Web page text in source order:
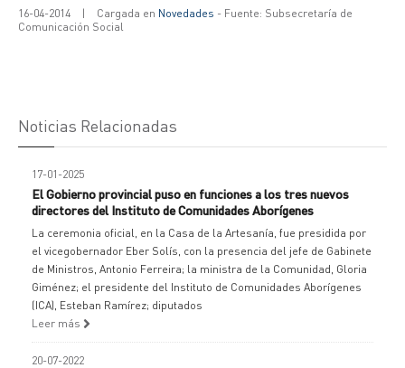
16-04-2014 | Cargada en Novedades - Fuente: Subsecretaría de
Comunicación Social
Noticias Relacionadas
17-01-2025
El Gobierno provincial puso en funciones a los tres nuevos
directores del Instituto de Comunidades Aborígenes
La ceremonia oficial, en la Casa de la Artesanía, fue presidida por
el vicegobernador Eber Solís, con la presencia del jefe de Gabinete
de Ministros, Antonio Ferreira; la ministra de la Comunidad, Gloria
Giménez; el presidente del Instituto de Comunidades Aborígenes
(ICA), Esteban Ramírez; diputados
Leer más
20-07-2022